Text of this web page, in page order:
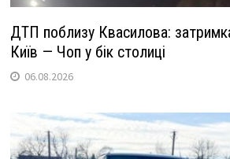
ДТП поблизу Квасилова:
Київ — Чоп у бік столиці
06.08.2026